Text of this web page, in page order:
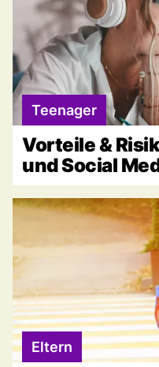
Teenager
Vorteile &
und Social
Eltern